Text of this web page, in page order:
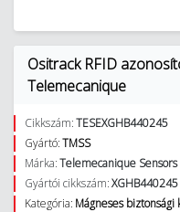
Ositrack RFID
Telemecanique
Cikkszám:TESEXGHB440245
Gyártó:TMSS
Márka:Telemecanique Sensors
Gyártói cikkszám:XGHB440245
Kategória: Mágneses biztonsági